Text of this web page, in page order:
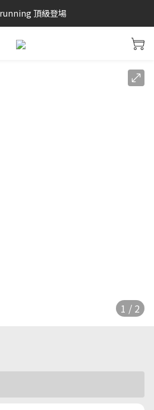
26'春夏兩件85折
頂級登場
再領100購物金 點我加入
1 / 2